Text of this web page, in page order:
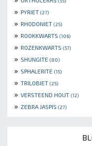
» PYRIET (27)
» RHODONIET (25)
» ROOKKWARTS (106)
» ROZENKWARTS (57)
» SHUNGITE (80)
» SPHALERITE (15)
» TRILOBIET (25)
» VERSTEEND HOUT (12)
» ZEBRA JASPIS (27)